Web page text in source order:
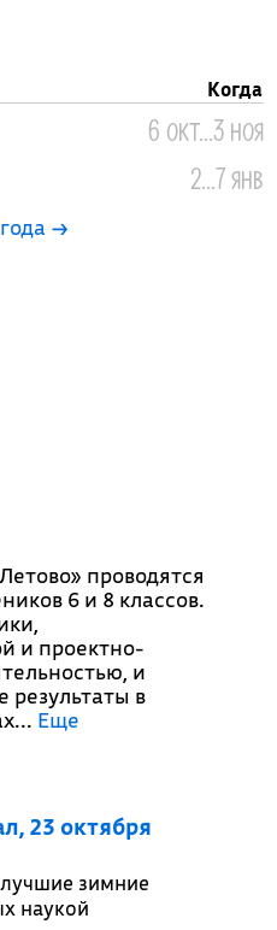
Когда
6 окт...3 ноя
2...7 янв
→
проводятся
6 и 8 классов.
и проектно-
и
в
.. Еще
23 октября
зимние
наукой